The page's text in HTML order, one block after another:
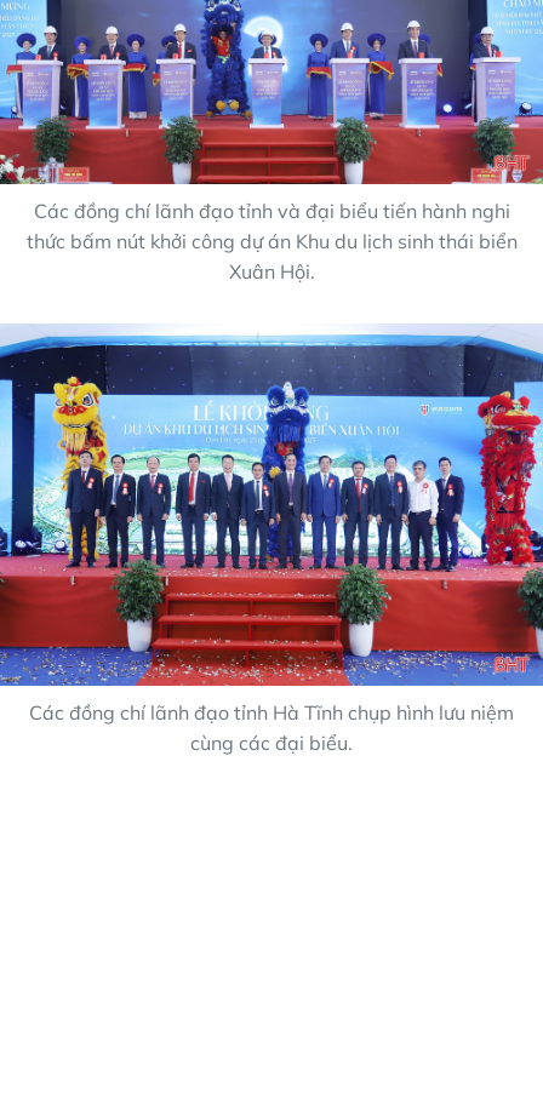
Các đồng chí lãnh đạo tỉnh và đại biểu tiến hành nghi
thức bấm nút khởi công dự án Khu du lịch sinh thái biển
Xuân Hội.
Các đồng chí lãnh đạo tỉnh Hà Tĩnh chụp hình lưu niệm
cùng các đại biểu.